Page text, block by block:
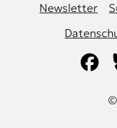
Newsletter
©